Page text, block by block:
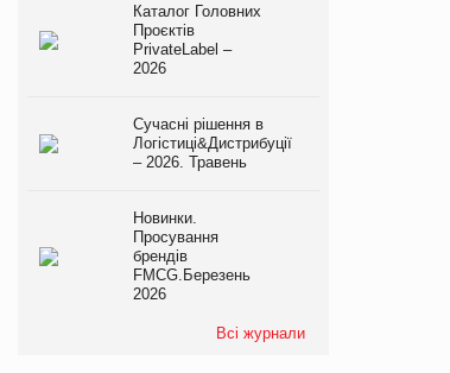
Каталог Головних
Проєктів
PrivateLabel –
2026
Сучасні рішення в
Логістиці&Дистрибуції
– 2026. Травень
Новинки.
Просування
брендів
FMCG.Березень
2026
Всі журнали